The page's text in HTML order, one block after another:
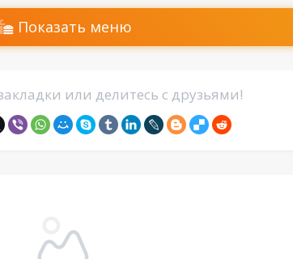
Показать меню
или делитесь с друзьями!